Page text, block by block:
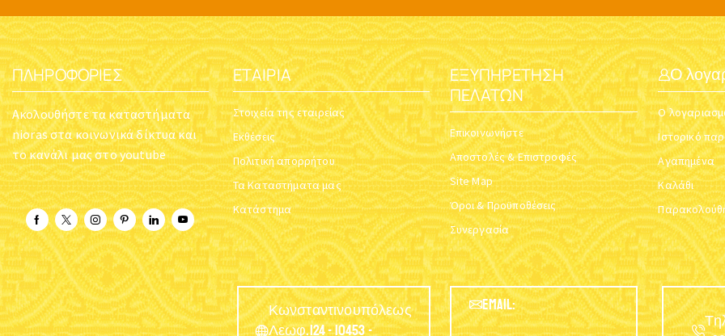
ΠΛΗΡΟΦΟΡΊΕΣ
Ακολουθήστε τα καταστήματα
nioras στα κοινωνικά δίκτυα και
το κανάλι μας στο youtube
ΕΤΑΙΡΊΑ
Στοιχεία της εταιρείας
Εκθέσεις
Πολιτική απορρήτου
Τα Καταστήματα μας
Κατάστημα
ΕΞΥΠΗΡΈΤΗΣΗ
ΠΕΛΑΤΏΝ
Επικοινωνήστε
Αποστολές & Επιστροφές
Site Map
Όροι & Προϋποθέσεις
Συνεργασία
Ο
Ο
Ιστορικό
Αγαπημένα
Καλάθι
Κωνσταντινουπόλεως
Λεωφ.124 - 10453 -
EMAIL: